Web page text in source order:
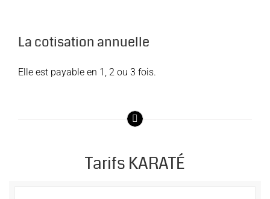
La cotisation annuelle
Elle est payable en 1, 2 ou 3 fois.
Tarifs KARATÉ